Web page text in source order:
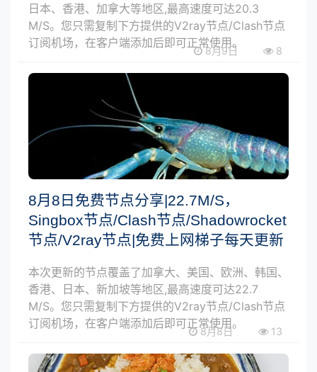
日本、香港、加拿大等地区,最高速度可达20.3
M/S。您只需复制下方提供的V2ray节点/Clash节点
订阅机场，在客户端添加后即可正常使用。
8月9日 8
8月8日免费节点分享|22.7M/S，
Singbox节点/Clash节点/Shadowrocket
节点/V2ray节点|免费上网梯子每天更新
本次更新的节点覆盖了加拿大、美国、欧洲、韩国、
香港、日本、新加坡等地区,最高速度可达22.7
M/S。您只需复制下方提供的V2ray节点/Clash节点
订阅机场，在客户端添加后即可正常使用。
8月8日 13